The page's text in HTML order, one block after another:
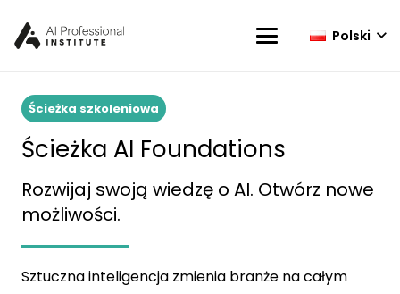
Polski
Ścieżka szkoleniowa
Ścieżka AI Foundations
Rozwijaj swoją wiedzę o AI. Otwórz nowe
możliwości.
Sztuczna inteligencja zmienia branże na całym